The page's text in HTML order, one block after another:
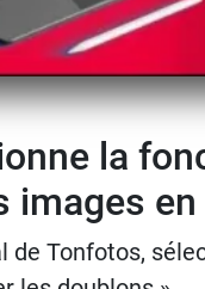
la
images en
de Tonfotos,